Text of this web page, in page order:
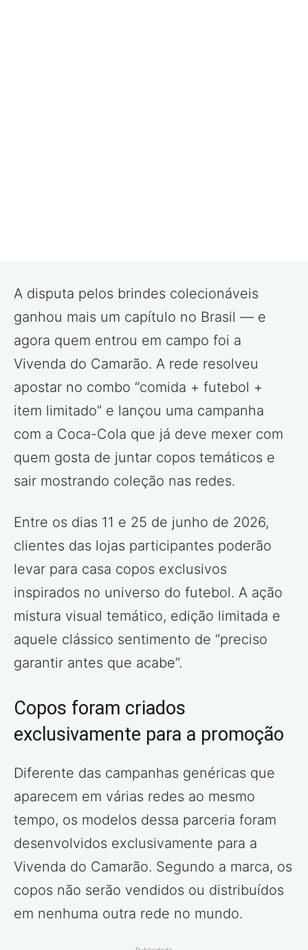
A disputa pelos brindes colecionáveis
ganhou mais um capítulo no Brasil — e
agora quem entrou em campo foi a
Vivenda do Camarão. A rede resolveu
apostar no combo “comida + futebol +
item limitado” e lançou uma campanha
com a Coca-Cola que já deve mexer com
quem gosta de juntar copos temáticos e
sair mostrando coleção nas redes.
Entre os dias 11 e 25 de junho de 2026,
clientes das lojas participantes poderão
levar para casa copos exclusivos
inspirados no universo do futebol. A ação
mistura visual temático, edição limitada e
aquele clássico sentimento de “preciso
garantir antes que acabe”.
Copos foram criados
exclusivamente para a promoção
Diferente das campanhas genéricas que
aparecem em várias redes ao mesmo
tempo, os modelos dessa parceria foram
desenvolvidos exclusivamente para a
Vivenda do Camarão. Segundo a marca, os
copos não serão vendidos ou distribuídos
em nenhuma outra rede no mundo.